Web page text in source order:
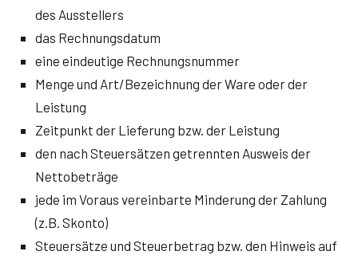
des Ausstellers
das Rech­nungs­da­tum
eine ein­deu­ti­ge Rechnungsnummer
Men­ge und Art/Bezeichnung der Ware oder der
Leistung
Zeit­punkt der Lie­fe­rung bzw. der Leistung
den nach Steu­er­sät­zen getrenn­ten Aus­weis der
Nettobeträge
jede im Vor­aus ver­ein­bar­te Min­de­rung der Zah­lung
(z.B. Skonto)
Steu­er­sät­ze und Steu­er­be­trag bzw. den Hin­weis auf